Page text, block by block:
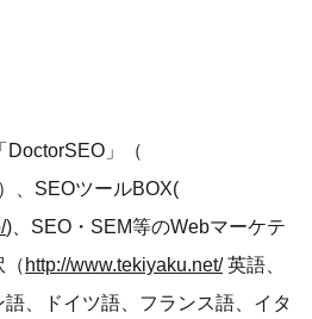
DoctorSEO」（
）、SEOツールBOX(
)、SEO・SEM等のWebマーケテ
（http://www.tekiyaku.net/ 英語、
、ドイツ語、フランス語、イタ